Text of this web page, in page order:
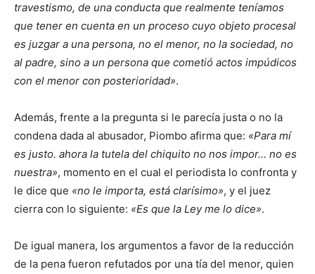
travestismo, de una conducta que realmente teníamos
que tener en cuenta en un proceso cuyo objeto procesal
es juzgar a una persona, no el menor, no la sociedad, no
al padre, sino a un persona que cometió actos impúdicos
con el menor con posterioridad».
Además, frente a la pregunta si le parecía justa o no la
condena dada al abusador, Piombo afirma que: «Para mí
es justo. ahora la tutela del chiquito no nos impor… no es
nuestra», momento en el cual el periodista lo confronta y
le dice que «no le importa, está clarísimo», y el juez
cierra con lo siguiente: «Es que la Ley me lo dice».
De igual manera, los argumentos a favor de la reducción
de la pena fueron refutados por una tía del menor, quien